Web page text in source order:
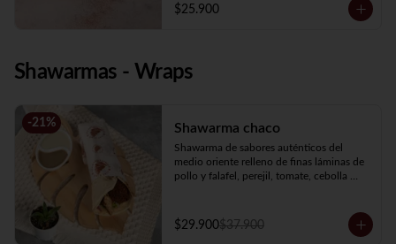
$25.900
Shawarmas - Wraps
-21% Shawarma chaco
Shawarma de sabores auténticos del
medio oriente relleno de finas láminas de
pollo y falafel, perejil, tomate, cebolla
$29.900$37.900